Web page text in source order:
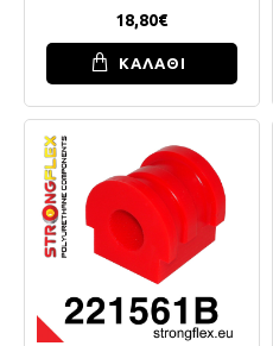
18,80€
ΚΑΛΑΘΙ